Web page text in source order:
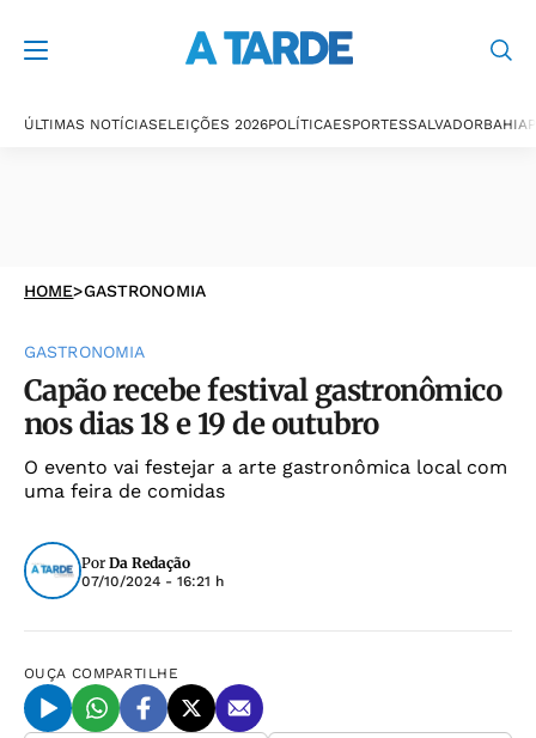
ÚLTIMAS NOTÍCIASELEIÇÕES 2026POLÍTICAESPORTESSALVADORBAHIA
HOME>GASTRONOMIA
GASTRONOMIA
Capão recebe festival gastronômico
nos dias 18 e 19 de outubro
O evento vai festejar a arte gastronômica local com
uma feira de comidas
Por Da Redação
07/10/2024 - 16:21 h
OUÇA COMPARTILHE